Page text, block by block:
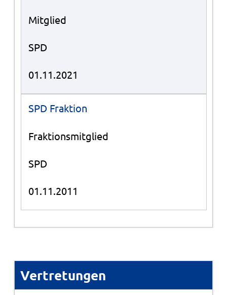
Mitglied
SPD
01.11.2021
SPD Fraktion
Fraktionsmitglied
SPD
01.11.2011
Vertretungen